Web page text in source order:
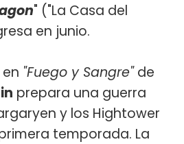
" ("La Casa del
en junio.
"Fuego y Sangre"de
prepara una guerra
y los Hightower
temporada. La